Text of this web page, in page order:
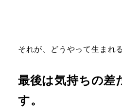
それが、どうやって生まれ
最後は気持ちの差
す。